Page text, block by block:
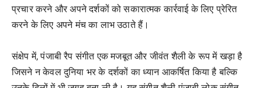
प्रचार करने और अपने दर्शकों को सकारात्मक कार्रवाई के लिए प्रेरित
करने के लिए अपने मंच का लाभ उठाते हैं।
संक्षेप में, पंजाबी रैप संगीत एक मजबूत और जीवंत शैली के रूप में खड़ा है
जिसने न केवल दुनिया भर के दर्शकों का ध्यान आकर्षित किया है बल्कि